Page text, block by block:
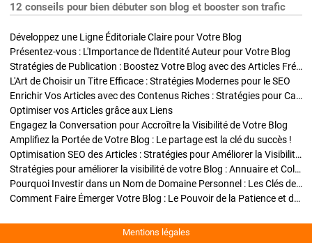
12 conseils pour bien débuter son blog et booster son trafic
Développez une Ligne Éditoriale Claire pour Votre Blog
Présentez-vous : L'Importance de l'Identité Auteur pour Votre Blog
Stratégies de Publication : Boostez Votre Blog avec des Articles Fréquents et Exclusifs
L'Art de Choisir un Titre Efficace : Stratégies Modernes pour le SEO
Enrichir Vos Articles avec des Contenus Riches : Stratégies pour Captiver et Optimiser
Optimiser vos Articles grâce aux Liens
Engagez la Conversation pour Accroître la Visibilité de Votre Blog
Amplifiez la Portée de Votre Blog : Le partage est la clé du succès !
Optimisation SEO des Articles : Stratégies pour Améliorer la Visibilité de Votre Blog
Stratégies pour améliorer la visibilité de votre Blog : Annuaire et Collaborations
Pourquoi Investir dans un Nom de Domaine Personnel : Les Clés de la Réussite de Votre Blog
Comment Faire Émerger Votre Blog : Le Pouvoir de la Patience et de la Persévérance
Mentions légales